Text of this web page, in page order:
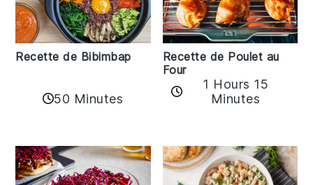
Recette de Bibimbap
50 Minutes
Recette de Poulet au
Four
1 Hours 15
Minutes